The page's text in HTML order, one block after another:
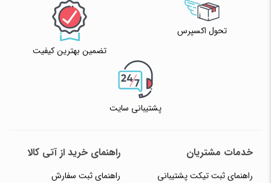
تحول اکسپرس
تضمین بهترین کیفیت
پشتیبانی سایت
خدمات مشتریان
راهنمای ثبت تیکت پشتیبانی
راهنمای خرید از آتی کالا
راهنمای ثبت سفارش